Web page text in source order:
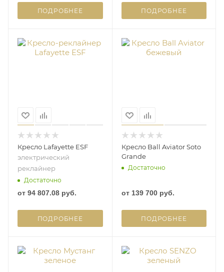
ПОДРОБНЕЕ ПОДРОБНЕЕ
Кресло Lafayette ESF
электрический
реклайнер
Достаточно
от 94 807.08 руб.
ПОДРОБНЕЕ
Кресло Ball Aviator Soto
Grande
Достаточно
от 139 700 руб.
ПОДРОБНЕЕ